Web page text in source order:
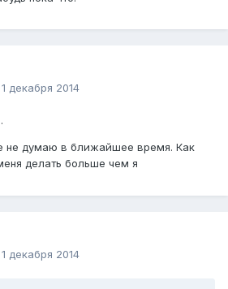
1 декабря 2014
не думаю в ближайшее время. Как
делать больше чем я
1 декабря 2014